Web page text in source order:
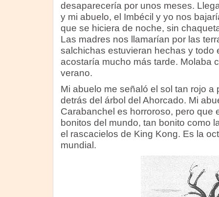
desaparecería por unos meses.
y mi abuelo, el Imbécil y yo nos
que se hiciera de noche, sin
Las madres nos llamarían por las
salchichas estuvieran hechas y todo
acostaría mucho más tarde. Molaba
verano.
Mi abuelo me señaló el sol tan rojo a
detrás del árbol del Ahorcado. Mi
Carabanchel es horroroso, pero que
bonitos del mundo, tan bonito como
el rascacielos de King Kong. Es la
mundial.